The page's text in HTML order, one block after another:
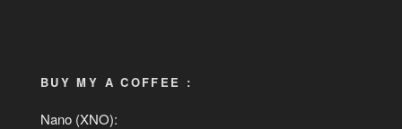
BUY MY A COFFEE :
Nano (XNO):